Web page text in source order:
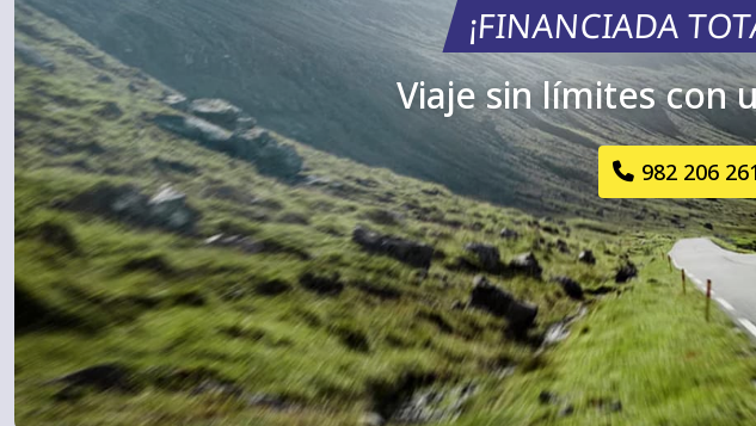
¡FINANCIADA
Viaje sin límites con
982 206 261